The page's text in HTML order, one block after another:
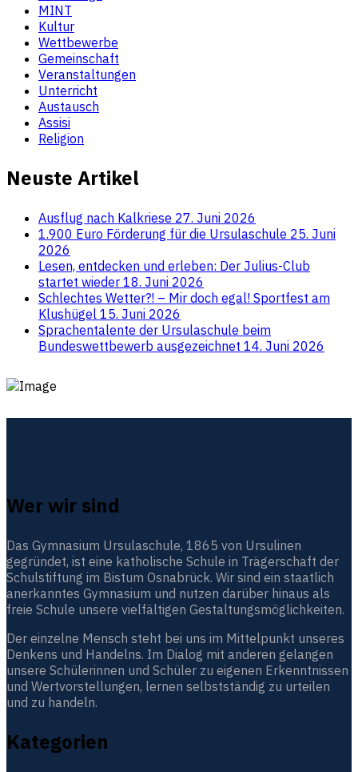
MINT
Kultur
Wettbewerbe
Gemeinschaft
Veranstaltungen
Unterricht
Austausch
Assisi
Religion
Neuste Artikel
Ausflug nach Kalkriese 27. Juni 2026
1.900 Euro Förderung für die Ursulaschule 25. Juni
2026
Lesen, entdecken und erleben: Der Julius-Club
startet wieder 18. Juni 2026
Schlechtes Wetter?! – Mir doch egal! Sportfest am
Klushügel 15. Juni 2026
Sprachentalente der Ursulaschule beim
Bundeswettbewerb ausgezeichnet 14. Juni 2026
Wer wir sind
Das Gymnasium Ursulaschule, 1865 von Ursulinen
gegründet, ist eine katholische Schule in Trägerschaft der
Schulstiftung im Bistum Osnabrück. Wir sind ein staatlich
anerkanntes Gymnasium und nutzen darüber hinaus als
freie Schule unsere vielfältigen Gestaltungsmöglichkeiten.
Der einzelne Mensch steht bei uns im Mittelpunkt unseres
Denkens und Handelns. Im Dialog mit anderen gelangen
unsere Schülerinnen und Schüler zu eigenen Erkenntnissen
und Wertvorstellungen, lernen selbstständig zu urteilen
und zu handeln.
Kategorien